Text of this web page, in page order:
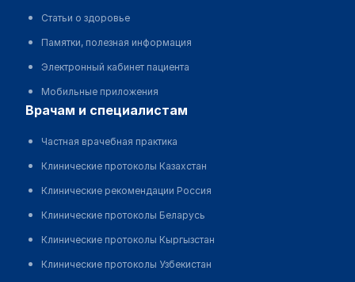
Статьи о здоровье
Памятки, полезная информация
Электронный кабинет пациента
Мобильные приложения
врачам и специалистам
Частная врачебная практика
Клинические протоколы Казахстан
Клинические рекомендации Россия
Клинические протоколы Беларусь
Клинические протоколы Кыргызстан
Клинические протоколы Узбекистан